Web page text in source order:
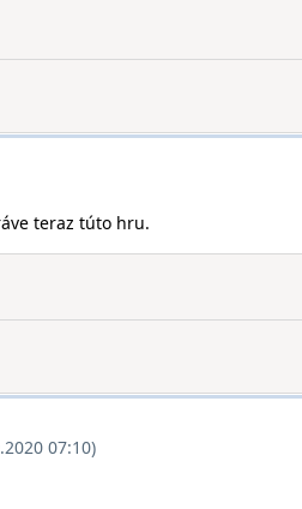
teraz túto hru.
07:10)